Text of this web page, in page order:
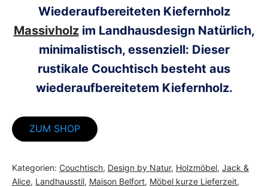
Wiederaufbereiteten Kiefernholz
Massivholzim Landhausdesign Natürlich,
minimalistisch, essenziell: Dieser
rustikale Couchtisch besteht aus
wiederaufbereitetem Kiefernholz.
ZUM SHOP
Kategorien: Couchtisch, Design by Natur, Holzmöbel, Jack &
Alice, Landhausstil, Maison Belfort, Möbel kurze Lieferzeit,